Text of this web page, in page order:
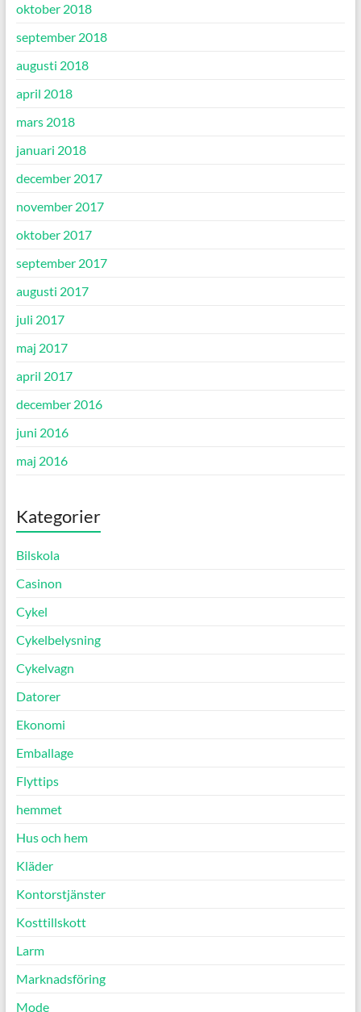
oktober 2018
september 2018
augusti 2018
april 2018
mars 2018
januari 2018
december 2017
november 2017
oktober 2017
september 2017
augusti 2017
juli 2017
maj 2017
april 2017
december 2016
juni 2016
maj 2016
Kategorier
Bilskola
Casinon
Cykel
Cykelbelysning
Cykelvagn
Datorer
Ekonomi
Emballage
Flyttips
hemmet
Hus och hem
Kläder
Kontorstjänster
Kosttillskott
Larm
Marknadsföring
Mode